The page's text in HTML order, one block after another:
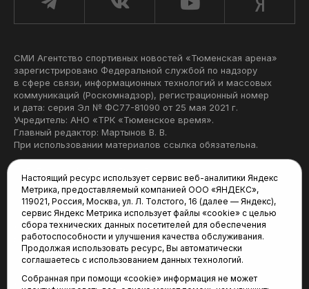
СМИ Агентство спортивных новостей «Тюменская арена»
зарегистрировано Федеральной службой по надзору
в сфере связи, информационных технологий и массовых
коммуникаций (Роскомнадзор), регистрационный номер
и дата: серия Эл № ФС77-81090 от 25 мая 2021 г.
Учредитель: АНО «ТРК «Тюменское время».
Главный редактор: Мартынов В. В.
При использовании материалов ссылка обязательна.
Редакция:
625035, Тюмень, пр. Геологоразведчиков, 28А
(3452) 68-22-28
tum-arena@mail.ru
Отдел продаж:
(3452) 68-89-78
Настоящий ресурс использует сервис веб-аналитики Яндекс
Метрика, предоставляемый компанией ООО «ЯНДЕКС»,
119021, Россия, Москва, ул. Л. Толстого, 16 (далее — Яндекс),
сервис Яндекс Метрика использует файлы «cookie» с целью
сбора технических данных посетителей для обеспечения
работоспособности и улучшения качества обслуживания.
Продолжая использовать ресурс, Вы автоматически
соглашаетесь с использованием данных технологий.
Собранная при помощи «cookie» информация не может